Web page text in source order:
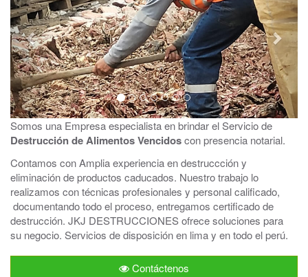
Somos una Empresa especialista en brindar el Servicio de
Destrucción de Alimentos Vencidoscon presencia notarial.
Contamos con Amplia experiencia en destruccción y
eliminación de productos caducados. Nuestro trabajo lo
realizamos con técnicas profesionales y personal calificado,
documentando todo el proceso, entregamos certificado de
destrucción. JKJ DESTRUCCIONES ofrece soluciones para
su negocio. Servicios de disposición en lima y en todo el perú.
Contáctenos